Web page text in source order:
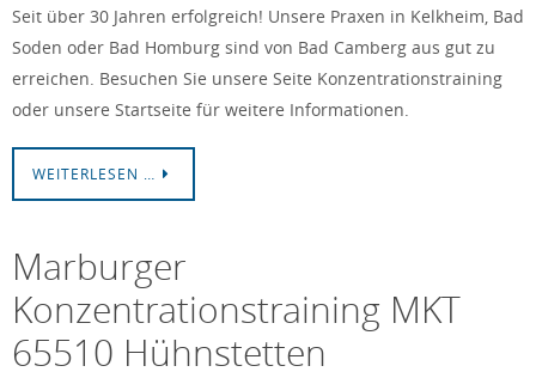
Seit über 30 Jahren erfolgreich! Unsere Praxen in Kelkheim, Bad
Soden oder Bad Homburg sind von Bad Camberg aus gut zu
erreichen. Besuchen Sie unsere Seite Konzentrationstraining
oder unsere Startseite für weitere Informationen.
WEITERLESEN …
Marburger
Konzentrationstraining MKT
65510 Hühnstetten